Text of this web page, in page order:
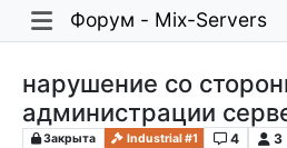
Форум - Mix-Servers
нарушение со
администрации
Закрыта Industrial #1 4 3